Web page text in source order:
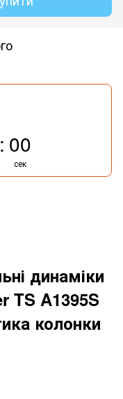
00
сек
динаміки
TS A1395S
колонки